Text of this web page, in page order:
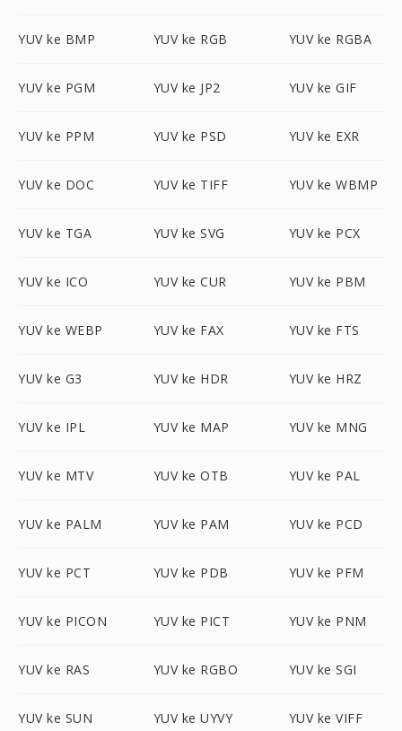
YUV ke BMP YUV ke RGB YUV ke RGBA
YUV ke PGM YUV ke JP2 YUV ke GIF
YUV ke PPM YUV ke PSD YUV ke EXR
YUV ke DOC YUV ke TIFF YUV ke WBMP
YUV ke TGA YUV ke SVG YUV ke PCX
YUV ke ICO YUV ke CUR YUV ke PBM
YUV ke WEBP YUV ke FAX YUV ke FTS
YUV ke G3 YUV ke HDR YUV ke HRZ
YUV ke IPL YUV ke MAP YUV ke MNG
YUV ke MTV YUV ke OTB YUV ke PAL
YUV ke PALM YUV ke PAM YUV ke PCD
YUV ke PCT YUV ke PDB YUV ke PFM
YUV ke PICON YUV ke PICT YUV ke PNM
YUV ke RAS YUV ke RGBO YUV ke SGI
YUV ke SUN YUV ke UYVY YUV ke VIFF